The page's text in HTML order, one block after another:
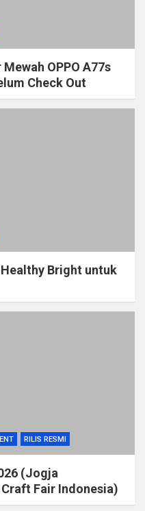
OPPO A77s
Check Out
Bright untuk
RILIS RESMI
(Jogja
Fair Indonesia)